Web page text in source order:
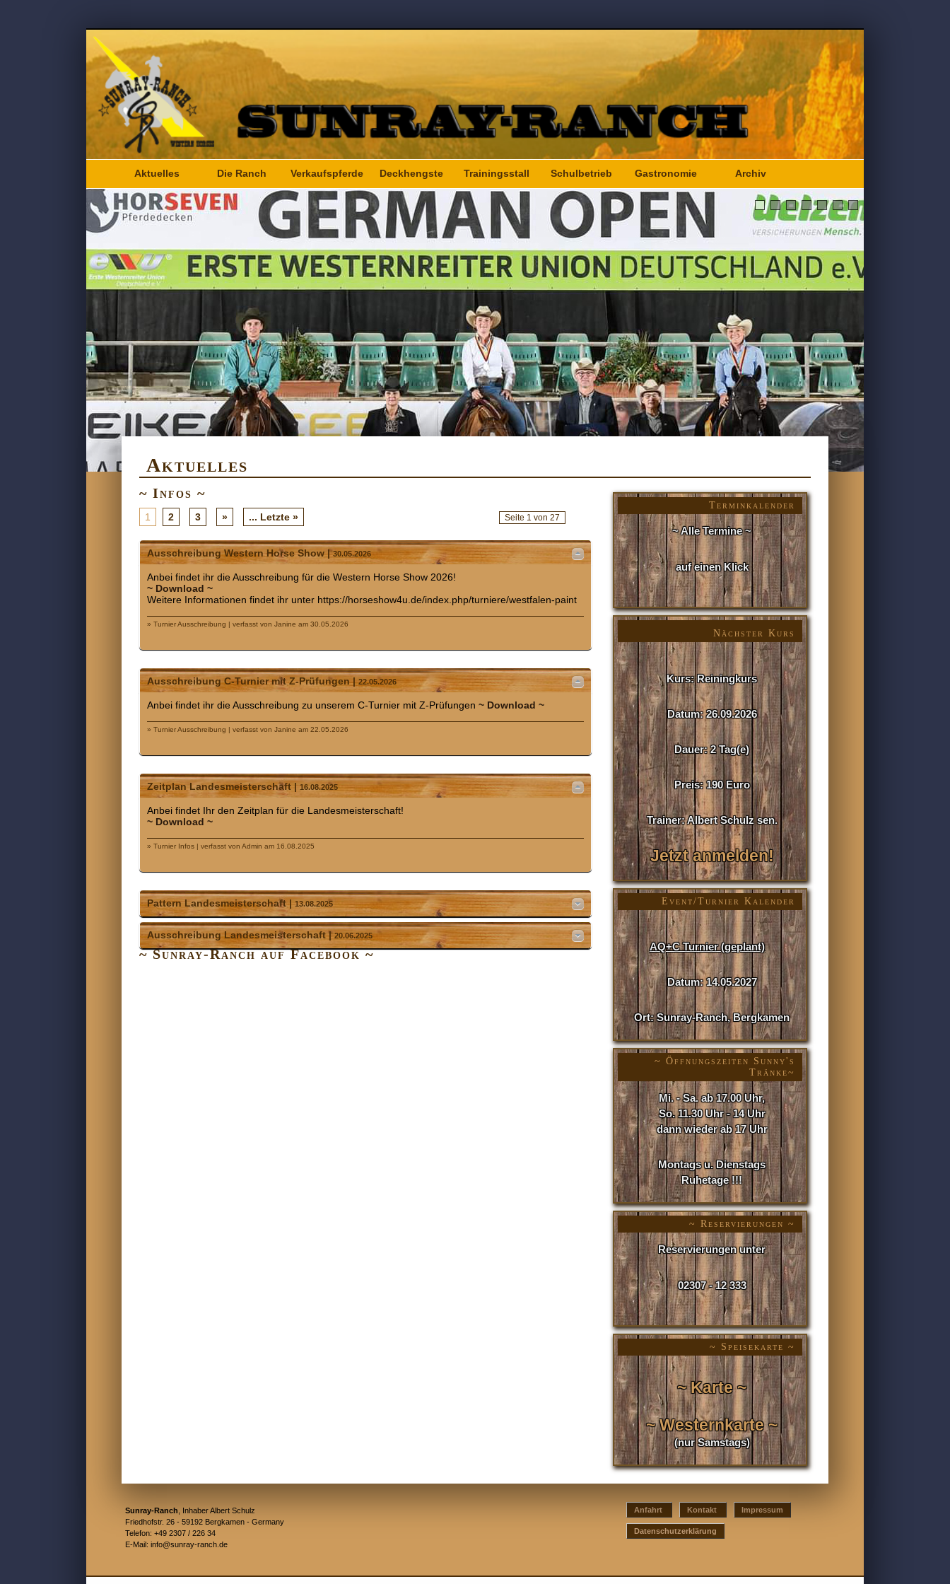
Aktuelles Die Ranch Verkaufspferde Deckhengste Trainingsstall Schulbetrieb Gastronomie Archiv
Aktuelles
~ Infos ~
Seite 1 von 27
1 2 3 » ... Letzte »
Ausschreibung Western Horse Show |30.05.2026
Anbei findet ihr die Ausschreibung für die Western Horse Show 2026!
~ Download ~
Weitere Informationen findet ihr unter https://horseshow4u.de/index.php/turniere/westfalen-paint
» Turnier Ausschreibung | verfasst von Janine am 30.05.2026
Ausschreibung C-Turnier mit Z-Prüfungen |22.05.2026
Anbei findet ihr die Ausschreibung zu unserem C-Turnier mit Z-Prüfungen ~ Download ~
» Turnier Ausschreibung | verfasst von Janine am 22.05.2026
Zeitplan Landesmeisterschaft | 16.08.2025
Anbei findet Ihr den Zeitplan für die Landesmeisterschaft!
~ Download ~
» Turnier Infos | verfasst von Admin am 16.08.2025
Pattern Landesmeisterschaft | 13.08.2025
Ausschreibung Landesmeisterschaft |20.06.2025
~ Sunray-Ranch auf Facebook ~
Terminkalender
~ Alle Termine ~
auf einen Klick
Nächster Kurs
Kurs: Reiningkurs
Datum: 26.09.2026
Dauer: 2 Tag(e)
Preis: 190 Euro
Trainer: Albert Schulz sen.
Jetzt anmelden!
Event/Turnier Kalender
AQ+C Turnier (geplant)
Datum: 14.05.2027
Ort: Sunray-Ranch, Bergkamen
~ Öffnungszeiten Sunny's
Tränke~
Mi. - Sa. ab 17.00 Uhr,
So. 11.30 Uhr - 14 Uhr
dann wieder ab 17 Uhr
Montags u. Dienstags
Ruhetage !!!
~ Reservierungen ~
Reservierungen unter
02307 - 12 333
~ Speisekarte ~
~ Karte ~
~ Westernkarte ~
(nur Samstags)
Sunray-Ranch , Inhaber Albert Schulz
Friedhofstr. 26 - 59192 Bergkamen - Germany
Telefon: +49 2307 / 226 34
E-Mail: info@sunray-ranch.de
Anfahrt Kontakt Impressum
Datenschutzerklärung